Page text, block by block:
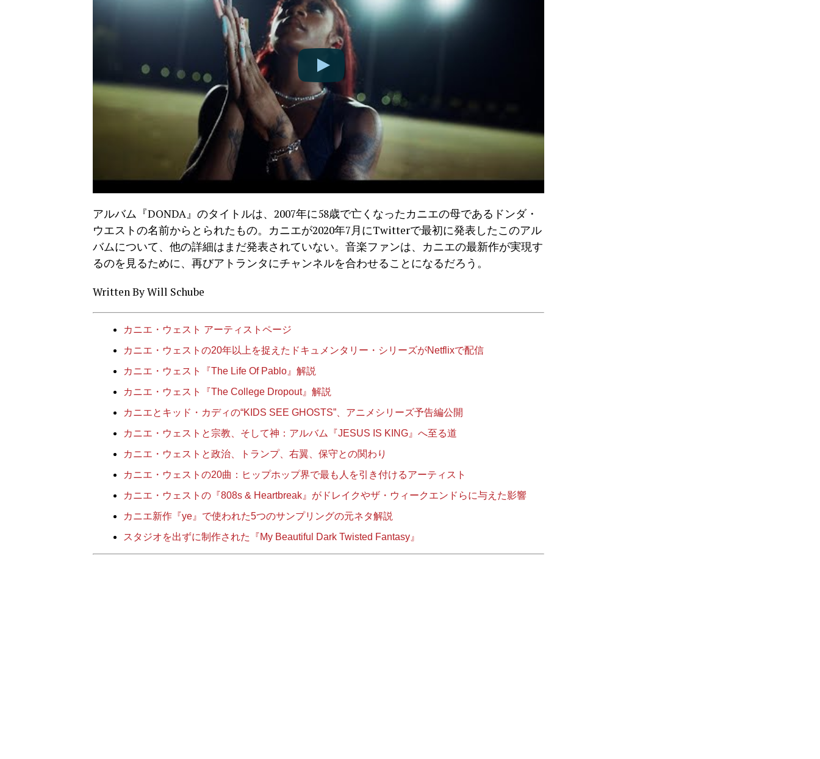
アルバム『DONDA』のタイトルは、2007年に58歳で亡くなったカニエの母であるドンダ・
ウエストの名前からとられたもの。カニエが2020年7月にTwitterで最初に発表したこのアル
バムについて、他の詳細はまだ発表されていない。音楽ファンは、カニエの最新作が実現す
るのを見るために、再びアトランタにチャンネルを合わせることになるだろう。
Written By Will Schube
カニエ・ウェスト アーティストページ
カニエ・ウェストの20年以上を捉えたドキュメンタリー・シリーズがNetflixで配信
カニエ・ウェスト『The Life Of Pablo』解説
カニエ・ウェスト『The College Dropout』解説
カニエとキッド・カディの“KIDS SEE GHOSTS”、アニメシリーズ予告編公開
カニエ・ウェストと宗教、そして神：アルバム『JESUS IS KING』へ至る道
カニエ・ウェストと政治、トランプ、右翼、保守との関わり
カニエ・ウェストの20曲：ヒップホップ界で最も人を引き付けるアーティスト
カニエ・ウェストの『808s & Heartbreak』がドレイクやザ・ウィークエンドらに与えた影響
カニエ新作『ye』で使われた5つのサンプリングの元ネタ解説
スタジオを出ずに制作された『My Beautiful Dark Twisted Fantasy』